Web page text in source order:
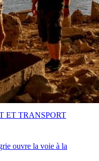
ouvre la voie à la
ET TRANSPORT